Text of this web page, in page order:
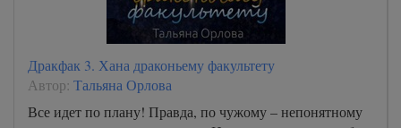
Дракфак 3. Хана драконьему факультету
Автор: Тальяна Орлова
Все идет по плану! Правда, по чужому – непонятному